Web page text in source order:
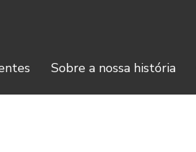
Sobre a nossa história